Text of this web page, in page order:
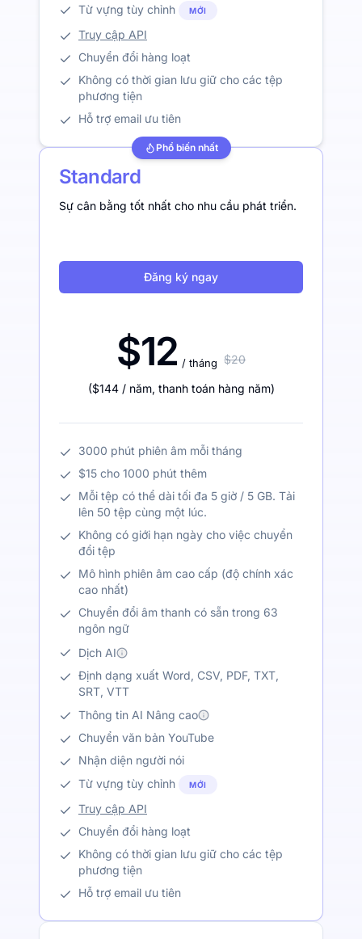
Từ vựng tùy chỉnh
MỚI
Truy cập API
Chuyển đổi hàng loạt
Không có thời gian lưu giữ cho các tệp
phương tiện
Hỗ trợ email ưu tiên
Phổ biến nhất
Standard
Sự cân bằng tốt nhất cho nhu cầu phát triển.
Đăng ký ngay
$12 / tháng $20
($144 / năm, thanh toán hàng năm)
3000 phút phiên âm mỗi tháng
$15 cho 1000 phút thêm
Mỗi tệp có thể dài tối đa 5 giờ / 5 GB. Tải
lên 50 tệp cùng một lúc.
Không có giới hạn ngày cho việc chuyển
đổi tệp
Mô hình phiên âm cao cấp (độ chính xác
cao nhất)
Chuyển đổi âm thanh có sẵn trong 63
ngôn ngữ
Dịch AI
Định dạng xuất Word, CSV, PDF, TXT,
SRT, VTT
Thông tin AI Nâng cao
Chuyển văn bản YouTube
Nhận diện người nói
Từ vựng tùy chỉnh
MỚI
Truy cập API
Chuyển đổi hàng loạt
Không có thời gian lưu giữ cho các tệp
phương tiện
Hỗ trợ email ưu tiên